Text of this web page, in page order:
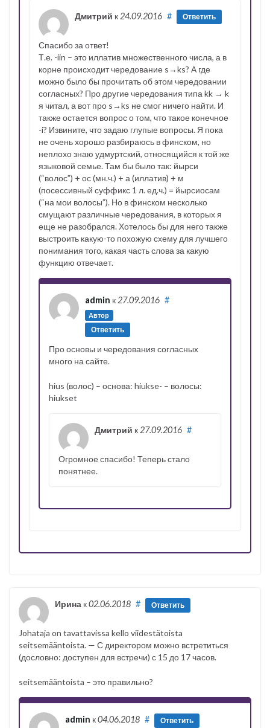
Дмитрий к 24.09.2016 # Ответить
Спасибо за ответ!
Т.е. -iin – это иллатив множественного числа, а в
корне происходит чередование s→ks? А где
можно было бы прочитать об этом чередовании
согласных? Про другие чередования типа kk → k
я читал, а вот про s→ks не смог ничего найти. И
также остается вопрос о том, что такое конечное
-i? Извините, что задаю глупые вопросы. Я пока
не очень хорошо разбираюсь в финском, но
неплохо знаю удмуртский, относящийся к той же
языковой семье. Там бы было так: йырси
(“волос”) + ос (мн.ч.) + а (иллатив) + м
(посессивный суффикс 1 л. ед.ч.) = йырсиосам
(“на мои волосы”). Но в финском несколько
смущают различные чередования, в которых я
еще не разобрался. Хотелось бы для него также
выстроить какую-то похожую схему для лучшего
понимания того, какая часть слова за какую
функцию отвечает.
admin к 27.09.2016
Автор
#
Ответить
Про основы и чередования согласных
много на сайте.
hius (волос) – основа: hiukse- – волосы:
hiukset
Дмитрий к27.09.2016 #
Огромное спасибо! Теперь стало
понятнее.
Ирина к02.06.2018 # Ответить
Johataja on tavattavissa kello viidestätoista
seitsemääntoista. — С директором можно встретиться
(дословно: доступен для встречи) с 15 до 17 часов.
seitsemääntoista – это правильно?
admin к04.06.2018 # Ответить